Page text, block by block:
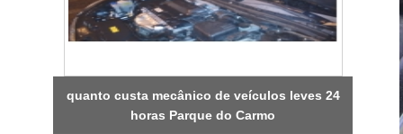
quanto custa mecânico de veículos leves 24
horas Parque do Carmo